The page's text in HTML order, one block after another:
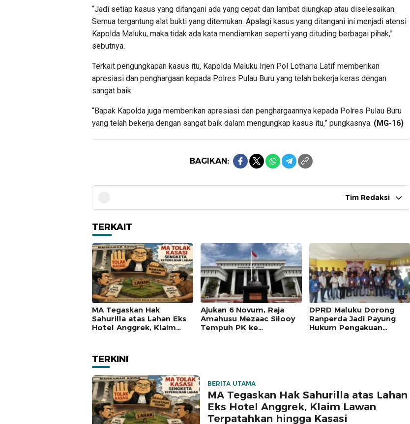
“Jadi setiap kasus yang ditangani ada yang cepat dan lambat diungkap atau diselesaikan.
Semua tergantung alat bukti yang ditemukan. Apalagi kasus yang ditangani ini menjadi atensi
Kapolda Maluku, maka tidak ada kata mendiamkan seperti yang dituding berbagai pihak,”
sebutnya.
Terkait pengungkapan kasus itu, Kapolda Maluku Irjen Pol Lotharia Latif memberikan
apresiasi dan penghargaan kepada Polres Pulau Buru yang telah bekerja keras dengan
sangat baik.
“Bapak Kapolda juga memberikan apresiasi dan penghargaannya kepada Polres Pulau Buru
yang telah bekerja dengan sangat baik dalam mengungkap kasus itu,” pungkasnya. (MG-16)
BAGIKAN:
Tim Redaksi
TERKAIT
MA Tegaskan Hak
Sahurilla atas Lahan Eks
Hotel Anggrek, Klaim
Ajukan 6 Novum, Raja
Amahusu Mezaac Silooy
Tempuh PK ke
DPRD Maluku Dorong
Ranperda Jadi Payung
Hukum Pengakuan
TERKINI
BERITA UTAMA
MA Tegaskan Hak Sahurilla atas Lahan
Eks Hotel Anggrek, Klaim Lawan
Terpatahkan hingga Kasasi